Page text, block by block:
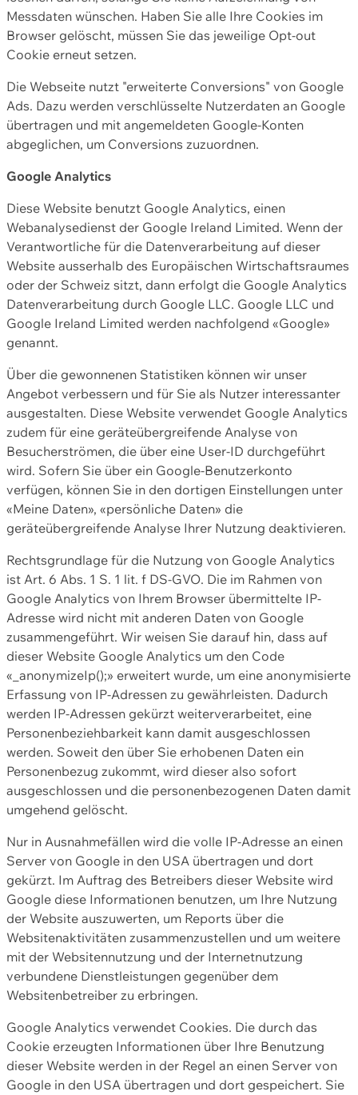
Messdaten wünschen. Haben Sie alle Ihre Cookies im
Browser gelöscht, müssen Sie das jeweilige Opt-out
Cookie erneut setzen.
Die Webseite nutzt "erweiterte Conversions" von Google
Ads. Dazu werden verschlüsselte Nutzerdaten an Google
übertragen und mit angemeldeten Google-Konten
abgeglichen, um Conversions zuzuordnen.
Google Analytics
Diese Website benutzt Google Analytics, einen
Webanalysedienst der Google Ireland Limited. Wenn der
Verantwortliche für die Datenverarbeitung auf dieser
Website ausserhalb des Europäischen Wirtschaftsraumes
oder der Schweiz sitzt, dann erfolgt die Google Analytics
Datenverarbeitung durch Google LLC. Google LLC und
Google Ireland Limited werden nachfolgend «Google»
genannt.
Über die gewonnenen Statistiken können wir unser
Angebot verbessern und für Sie als Nutzer interessanter
ausgestalten. Diese Website verwendet Google Analytics
zudem für eine geräteübergreifende Analyse von
Besucherströmen, die über eine User-ID durchgeführt
wird. Sofern Sie über ein Google-Benutzerkonto
verfügen, können Sie in den dortigen Einstellungen unter
«Meine Daten», «persönliche Daten» die
geräteübergreifende Analyse Ihrer Nutzung deaktivieren.
Rechtsgrundlage für die Nutzung von Google Analytics
ist Art. 6 Abs. 1 S. 1 lit. f DS-GVO. Die im Rahmen von
Google Analytics von Ihrem Browser übermittelte IP-
Adresse wird nicht mit anderen Daten von Google
zusammengeführt. Wir weisen Sie darauf hin, dass auf
dieser Website Google Analytics um den Code
«_anonymizeIp();» erweitert wurde, um eine anonymisierte
Erfassung von IP-Adressen zu gewährleisten. Dadurch
werden IP-Adressen gekürzt weiterverarbeitet, eine
Personenbeziehbarkeit kann damit ausgeschlossen
werden. Soweit den über Sie erhobenen Daten ein
Personenbezug zukommt, wird dieser also sofort
ausgeschlossen und die personenbezogenen Daten damit
umgehend gelöscht.
Nur in Ausnahmefällen wird die volle IP-Adresse an einen
Server von Google in den USA übertragen und dort
gekürzt. Im Auftrag des Betreibers dieser Website wird
Google diese Informationen benutzen, um Ihre Nutzung
der Website auszuwerten, um Reports über die
Websitenaktivitäten zusammenzustellen und um weitere
mit der Websitennutzung und der Internetnutzung
verbundene Dienstleistungen gegenüber dem
Websitenbetreiber zu erbringen.
Google Analytics verwendet Cookies. Die durch das
Cookie erzeugten Informationen über Ihre Benutzung
dieser Website werden in der Regel an einen Server von
Google in den USA übertragen und dort gespeichert. Sie